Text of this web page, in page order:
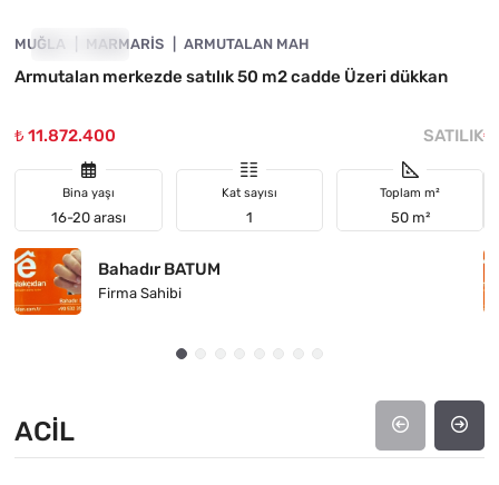
ÖNE ÇIKAN
MUĞLA MARMARIS ARMUTALAN MAH
Armutalan merkezde satılık 50 m2 cadde Üzeri dükkan
₺ 11.872.400 SATILIK
Bina yaşı
16-20 arası
Kat sayısı
1
Toplam m²
50 m²
Bahadır BATUM
Firma Sahibi
₺
ACIL